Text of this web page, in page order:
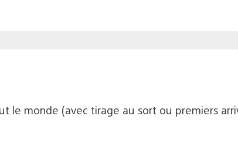
le monde (avec tirage au sort ou premiers